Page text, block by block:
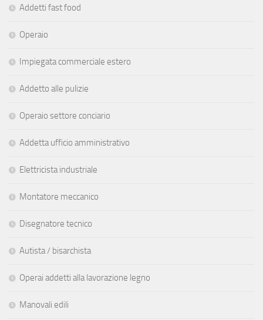
Addetti fast food
Operaio
Impiegata commerciale estero
Addetto alle pulizie
Operaio settore conciario
Addetta ufficio amministrativo
Elettricista industriale
Montatore meccanico
Disegnatore tecnico
Autista / bisarchista
Operai addetti alla lavorazione legno
Manovali edili